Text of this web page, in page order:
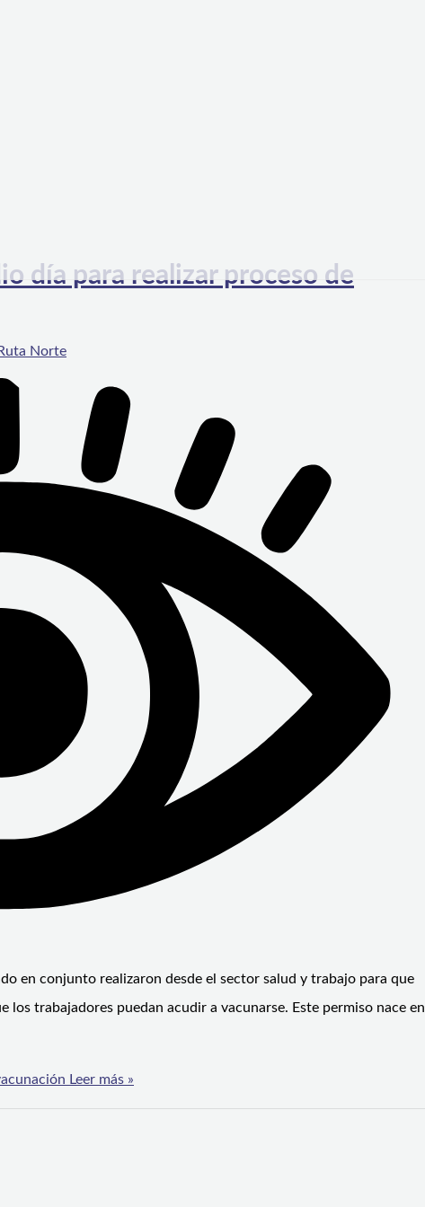
día para realizar proceso de
Norte
en conjunto realizaron desde el sector salud y trabajo para que
los trabajadores puedan acudir a vacunarse. Este permiso nace en
Leer más »